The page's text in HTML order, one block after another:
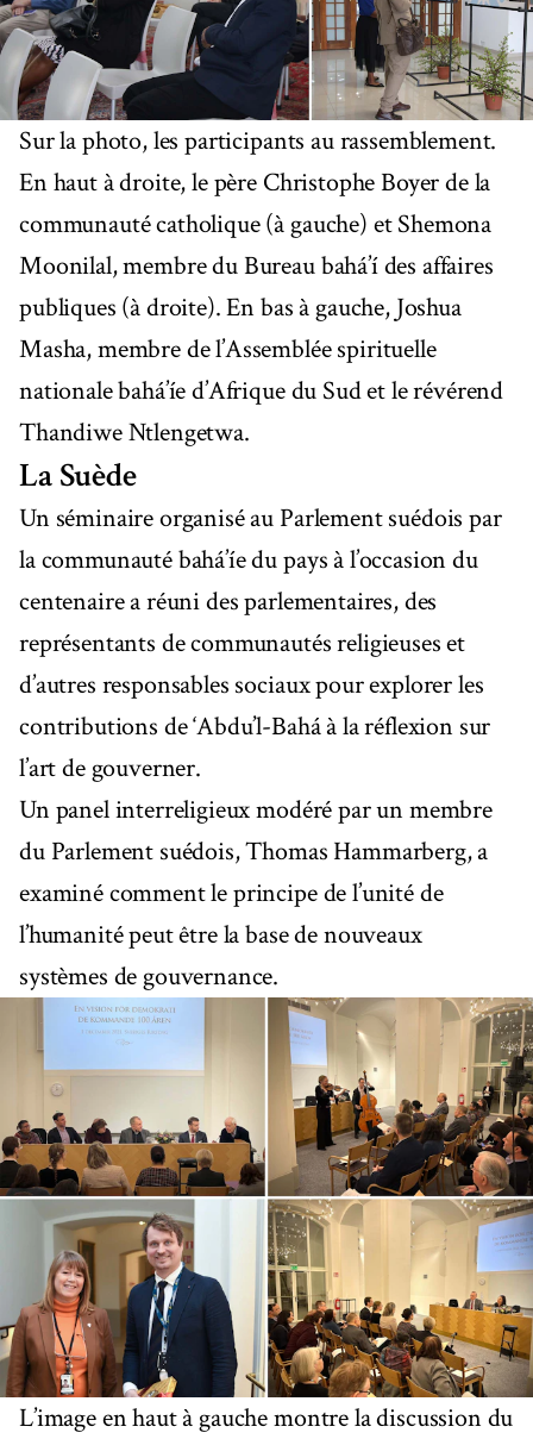
Sur la photo, les participants au rassemblement.
En haut à droite, le père Christophe Boyer de la
communauté catholique (à gauche) et Shemona
Moonilal, membre du Bureau bahá’í des affaires
publiques (à droite). En bas à gauche, Joshua
Masha, membre de l’Assemblée spirituelle
nationale bahá’íe d’Afrique du Sud et le révérend
Thandiwe Ntlengetwa.
La Suède
Un séminaire organisé au Parlement suédois par
la communauté bahá’íe du pays à l’occasion du
centenaire a réuni des parlementaires, des
représentants de communautés religieuses et
d’autres responsables sociaux pour explorer les
contributions de ‘Abdu’l-Bahá à la réflexion sur
l’art de gouverner.
Un panel interreligieux modéré par un membre
du Parlement suédois, Thomas Hammarberg, a
examiné comment le principe de l’unité de
l’humanité peut être la base de nouveaux
systèmes de gouvernance.
L’image en haut à gauche montre la discussion du